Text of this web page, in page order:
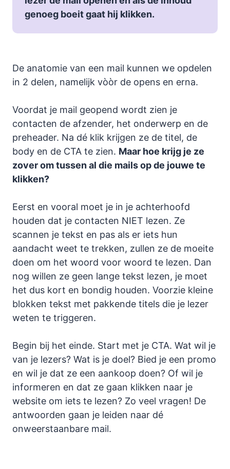
genoeg boeit gaat hij klikken.
De anatomie van een mail kunnen we opdelen
in 2 delen, namelijk vòòr de opens en erna.
Voordat je mail geopend wordt zien je
contacten de afzender, het onderwerp en de
preheader. Na dé klik krijgen ze de titel, de
body en de CTA te zien. Maar hoe krijg je ze
zover om tussen al die mails op de jouwe te
klikken?
Eerst en vooral moet je in je achterhoofd
houden dat je contacten NIET lezen. Ze
scannen je tekst en pas als er iets hun
aandacht weet te trekken, zullen ze de moeite
doen om het woord voor woord te lezen. Dan
nog willen ze geen lange tekst lezen, je moet
het dus kort en bondig houden. Voorzie kleine
blokken tekst met pakkende titels die je lezer
weten te triggeren.
Begin bij het einde. Start met je CTA. Wat wil je
van je lezers? Wat is je doel? Bied je een promo
en wil je dat ze een aankoop doen? Of wil je
informeren en dat ze gaan klikken naar je
website om iets te lezen? Zo veel vragen! De
antwoorden gaan je leiden naar dé
onweerstaanbare mail.